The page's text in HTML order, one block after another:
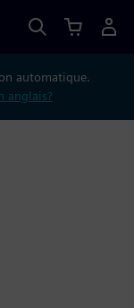
automatique.
anglais?